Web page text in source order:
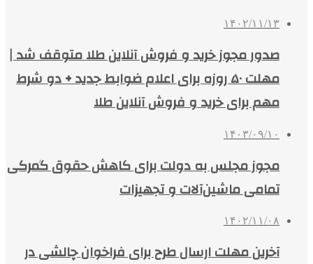
۱۴۰۲/۱۱/۱۳
صدور مجوز خرید و فروش آنلاین طلا متوقف شد |
مهلت ۵۰ روزه برای اعلام ضوابط جدید + دو شرط
مهم برای خرید و فروش آنلاین طلا
۱۴۰۳/۰۹/۱۰
مجوز مجلس به دولت برای کاهش حقوق گمرکی
تمامی ماشین‌آلات و تجهیزات
۱۴۰۲/۱۱/۰۸
آخرین مهلت ارسال طرح برای فراخوان چالشی در